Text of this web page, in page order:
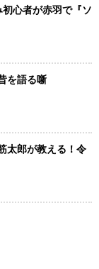
初心者が赤羽で『ソ
を語る噺
太郎が教える！令